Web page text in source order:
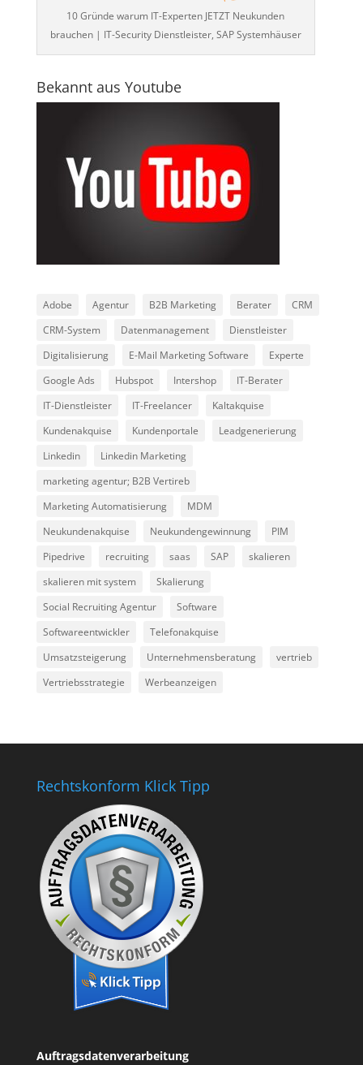
10 Gründe warum IT-Experten JETZT Neukunden
brauchen | IT-Security Dienstleister, SAP Systemhäuser
Bekannt aus Youtube
Adobe Agentur B2B Marketing Berater
CRM
CRM-System
Datenmanagement
Dienstleister
Digitalisierung
E-Mail Marketing Software
Experte
Google Ads
Hubspot Intershop
IT-Berater
IT-Dienstleister
IT-Freelancer
Kaltakquise
Kundenakquise
Kundenportale
Leadgenerierung
Linkedin
Linkedin Marketing
marketing agentur; B2B Vertireb
Marketing Automatisierung
MDM
Neukundenakquise
Neukundengewinnung
PIM
Pipedrive
recruiting saas SAP
skalieren
skalieren mit system
Skalierung
Social Recruiting Agentur
Software
Softwareentwickler
Telefonakquise
Umsatzsteigerung
Unternehmensberatung
vertrieb
Vertriebsstrategie
Werbeanzeigen
Rechtskonform Klick Tipp
Auftragsdatenverarbeitung